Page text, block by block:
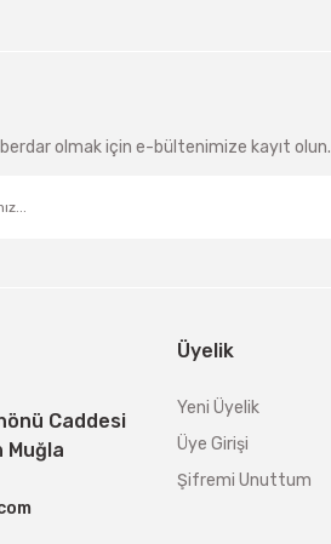
olmak için e-bültenimize kayıt olun.
Caddesi
Muğla
Üyelik
Yeni Üyelik
Üye Girişi
Şifremi Unuttum